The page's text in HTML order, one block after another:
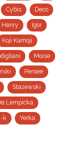
Cybis Deco
Henry Igor
Koji Kamoji
Moise
Persee
Stażewski
Lempicka
k Yerka